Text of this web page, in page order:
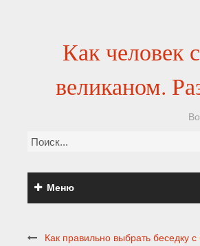
Как человек
великаном.
Меню
Как правильно выбрать беседку